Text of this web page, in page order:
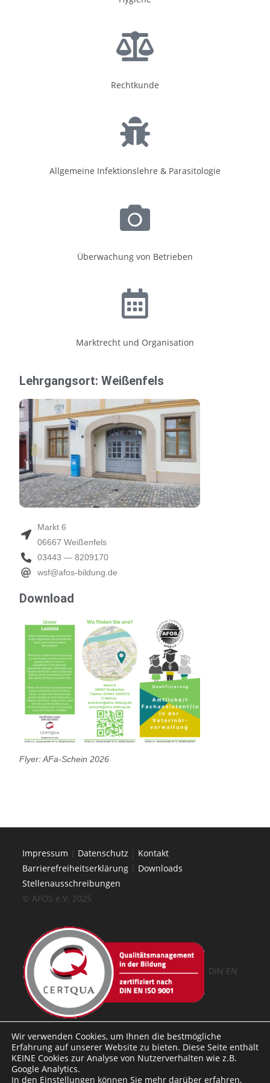
Recht­kun­de
All­ge­mei­ne Infek­ti­ons­leh­re & Para­si­to­lo­gie
Über­wa­chung von Betrie­ben
Markt­recht und Orga­ni­sa­ti­on
Lehr­gangs­ort: Wei­ßen­fels
Markt 6
06667 Wei­ßen­fels
03443 — 8209170
wsf@afos-bildung.de
Down­load
Fly­er: AFa-Schein 2026
Impressum | Datenschutz | Kontakt
Barrierefreiheitserklärung | Downloads
Stellenausschreibungen
© AFOS e.V. 2025
DIN EN
Wir verwenden Cookies, um Ihnen die bestmögliche
Erfahrung auf unserer Website zu bieten. Diese Seite enthält
KEINE Cookies zur Analyse von Nutzerverhalten wie z.B.
Google Analytics.
In den Einstellungen können Sie mehr darüber erfahren,